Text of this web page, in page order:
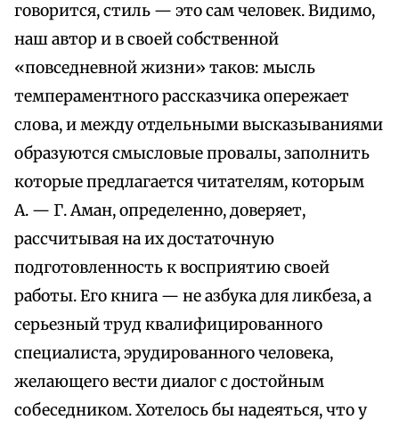
говорится, стиль — это сам человек. Видимо,
наш автор и в своей собственной
«повседневной жизни» таков: мысль
темпераментного рассказчика опережает
слова, и между отдельными высказываниями
образуются смысловые провалы, заполнить
которые предлагается читателям, которым
А. — Г. Аман, определенно, доверяет,
рассчитывая на их достаточную
подготовленность к восприятию своей
работы. Его книга — не азбука для ликбеза, а
серьезный труд квалифицированного
специалиста, эрудированного человека,
желающего вести диалог с достойным
собеседником. Хотелось бы надеяться, что у